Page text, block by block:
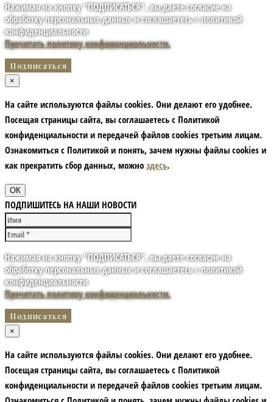
Нажимая на кнопку "ПОДПИСАТЬСЯ", вы даете согласие на
обработку персональных данных и соглашаетесь с политикой
конфиденциальности
Прочитать политику конфиденциальности.
×
На сайте используются файлы cookies. Они делают его удобнее.
Посещая страницы сайта, вы соглашаетесь с Политикой
конфиденциальности и передачей файлов cookies третьим лицам.
Ознакомиться с Политикой и понять, зачем нужны файлы сookies и
как прекратить сбор данных, можно здесь.
ОК
ПОДПИШИТЕСЬ НА НАШИ НОВОСТИ
Нажимая на кнопку "ПОДПИСАТЬСЯ", вы даете согласие на
обработку персональных данных и соглашаетесь с политикой
конфиденциальности
Прочитать политику конфиденциальности.
×
На сайте используются файлы cookies. Они делают его удобнее.
Посещая страницы сайта, вы соглашаетесь с Политикой
конфиденциальности и передачей файлов cookies третьим лицам.